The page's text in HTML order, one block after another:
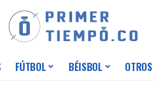
FÚTBOL BÉISBOL